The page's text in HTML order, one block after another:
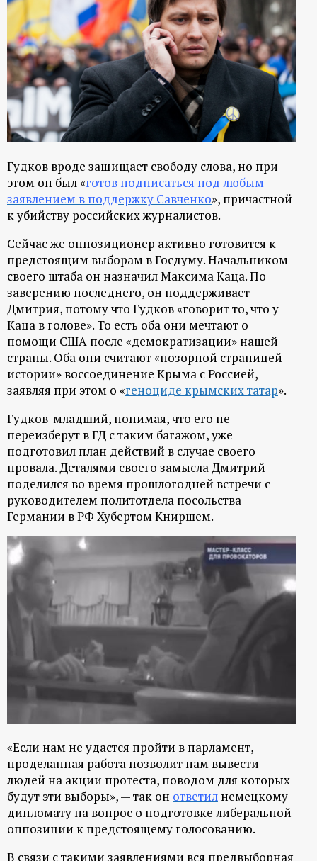
Гудков вроде защищает свободу слова, но при
этом он был «готов подписаться под любым
заявлением в поддержку Савченко», причастной
к убийству российских журналистов.
Сейчас же оппозиционер активно готовится к
предстоящим выборам в Госдуму. Начальником
своего штаба он назначил Максима Каца. По
заверению последнего, он поддерживает
Дмитрия, потому что Гудков «говорит то, что у
Каца в голове». То есть оба они мечтают о
помощи США после «демократизации» нашей
страны. Оба они считают «позорной страницей
истории» воссоединение Крыма с Россией,
заявляя при этом о «геноциде крымских татар».
Гудков-младший, понимая, что его не
переизберут в ГД с таким багажом, уже
подготовил план действий в случае своего
провала. Деталями своего замысла Дмитрий
поделился во время прошлогодней встречи с
руководителем политотдела посольства
Германии в РФ Хубертом Книршем.
«Если нам не удастся пройти в парламент,
проделанная работа позволит нам вывести
людей на акции протеста, поводом для которых
будут эти выборы», — так он ответил немецкому
дипломату на вопрос о подготовке либеральной
оппозиции к предстоящему голосованию.
В связи с такими заявлениями вся предвыборная